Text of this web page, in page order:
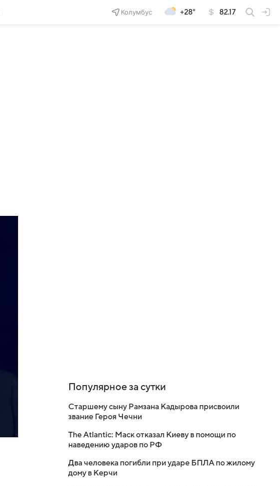
Колумбус +28° 82.17
Популярное за сутки
Старшему сыну Рамзана Кадырова присвоили
звание Героя Чечни
The Atlantic: Маск отказал Киеву в помощи по
наведению ударов по РФ
Два человека погибли при ударе БПЛА по жилому
дому в Керчи